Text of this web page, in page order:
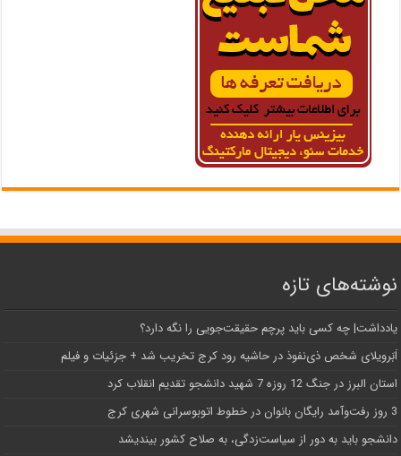
نوشته‌های تازه
یادداشت| ‌چه کسی باید پرچم حقیقت‌جویی را نگه دارد؟
اَبَر‌ویلای شخص ذی‌نفوذ در حاشیه‌ رود کرج تخریب شد + جزئیات و فیلم
استان البرز در جنگ 12 روزه 7 شهید دانشجو تقدیم انقلاب کرد
3 روز رفت‌وآمد رایگان بانوان در خطوط اتوبوسرانی شهری کرج
دانشجو باید به دور از سیاست‌زدگی، به صلاح کشور بیندیشد